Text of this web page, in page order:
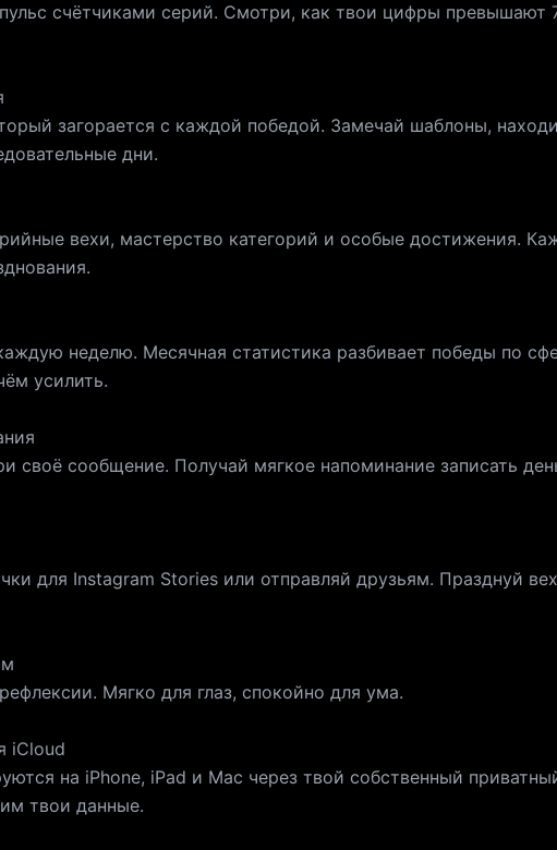
счётчиками серий. Смотри, как твои цифры превышают
загорается с каждой победой. Замечай шаблоны, находи
дни.
вехи, мастерство категорий и особые достижения.
неделю. Месячная статистика разбивает победы по
усилить.
своё сообщение. Получай мягкое напоминание записать
для Instagram Stories или отправляй друзьям. Празднуй
Мягко для глаз, спокойно для ума.
iCloud
на iPhone, iPad и Mac через твой собственный
твои данные.